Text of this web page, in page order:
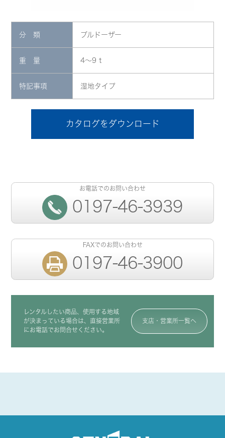
分 類 ブルドーザー
重 量 4～9 t
特記事項 湿地タイプ
カタログをダウンロード
お電話でのお問い合わせ
0197-46-3939
FAXでのお問い合わせ
0197-46-3900
レンタルしたい商品、使用する地域
が決まっている場合は、直接営業所
にお電話でお問合せください。
支店・営業所一覧へ